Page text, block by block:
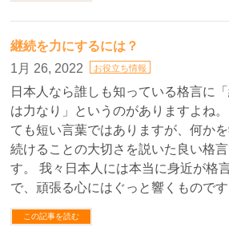
継続を力にするには？
1月 26, 2022
お役立ち情報
日本人なら誰しも知っている格言に
は力なり」というのがありますよね。
ても短い言葉ではありますが、何か
続けることの大切さを説いた良い格
す。 我々日本人には本当に身近が格
で、頑張る心にはぐっと響くもので
この記事を読む